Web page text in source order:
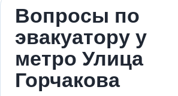
Вопросы по
эвакуатору у
метро Улица
Горчакова